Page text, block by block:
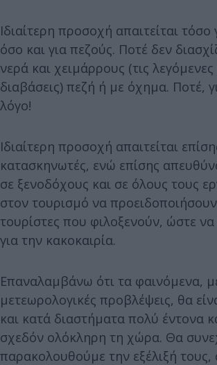
Ιδιαίτερη προσοχή απαιτείται τόσο
όσο και για πεζούς. Ποτέ δεν
νερά και χειμάρρους (τις λεγόμενες
διαβάσεις) πεζή ή με όχημα. Ποτέ,
λόγο!
Ιδιαίτερη προσοχή απαιτείται
κατασκηνωτές, ενώ επίσης
σε ξενοδόχους και σε όλους τους
στον τουρισμό να
τουρίστες που φιλοξενούν, ώστε να
για την κακοκαιρία.
Επαναλαμβάνω ότι τα φαινόμενα,
μετεωρολογικές προβλέψεις, θα
και κατά διαστήματα πολύ έντονα
σχεδόν ολόκληρη τη χώρα. Θα
παρακολουθούμε την εξέλιξή τους,